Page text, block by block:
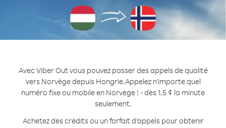
Avec Viber Out vous pouvez passer des appels de qualité
vers Norvège depuis Hongrie.Appelez n'importe quel
numéro fixe ou mobile en Norvège ! - dès 1.5 ¢ la minute
seulement.
Achetez des crédits ou un forfait d’appels pour obtenir